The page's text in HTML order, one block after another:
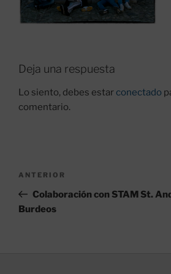
Deja una respuesta
Lo siento, debes estar conectado
comentario.
entradas
Entrada
anterior:
ANTERIOR
Colaboración con STAM St.
Burdeos